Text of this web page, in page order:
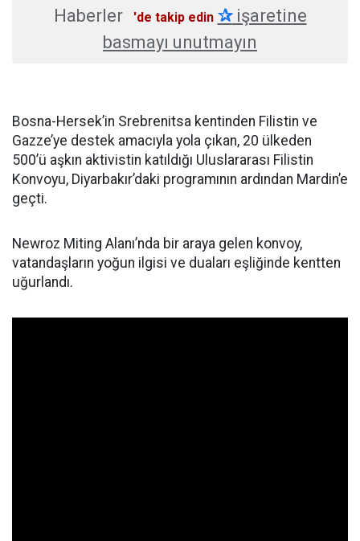
Haberler 'de takip edin ✰işaretine
basmayı unutmayın
Bosna-Hersek’in Srebrenitsa kentinden Filistin ve
Gazze’ye destek amacıyla yola çıkan, 20 ülkeden
500’ü aşkın aktivistin katıldığı Uluslararası Filistin
Konvoyu, Diyarbakır’daki programının ardından Mardin’e
geçti.
Newroz Miting Alanı’nda bir araya gelen konvoy,
vatandaşların yoğun ilgisi ve duaları eşliğinde kentten
uğurlandı.